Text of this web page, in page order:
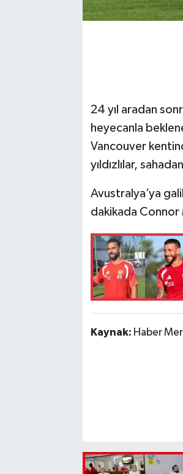
24 yıl aradan
heyecanla
Vancouver
yıldızlılar,
Avustralya’ya
dakikada
Kaynak: Haber